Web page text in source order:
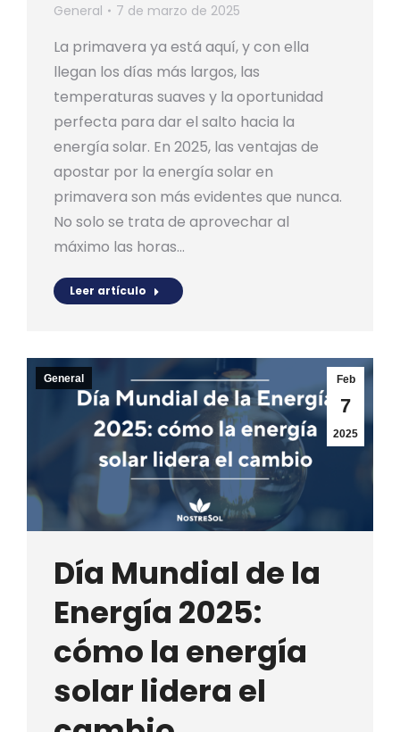
General 7 de marzo de 2025
La primavera ya está aquí, y con ella
llegan los días más largos, las
temperaturas suaves y la oportunidad
perfecta para dar el salto hacia la
energía solar. En 2025, las ventajas de
apostar por la energía solar en
primavera son más evidentes que nunca.
No solo se trata de aprovechar al
máximo las horas…
Leer artículo
Feb
7
2025
General
Día Mundial de la
Energía 2025:
cómo la energía
solar lidera el